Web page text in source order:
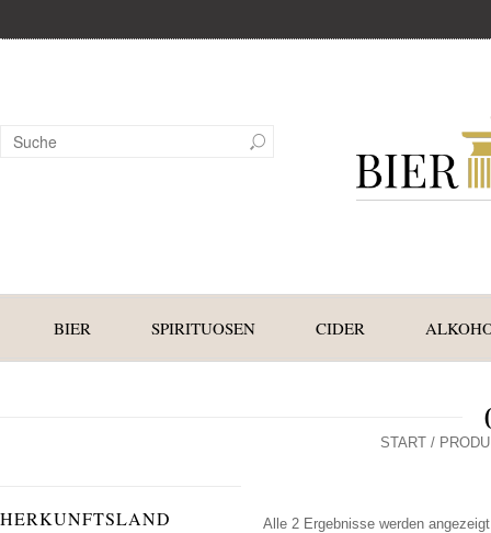
BIER SPIRITUOSEN CIDER
START /
HERKUNFTSLAND Alle 2 Ergebnisse werden angezeigt